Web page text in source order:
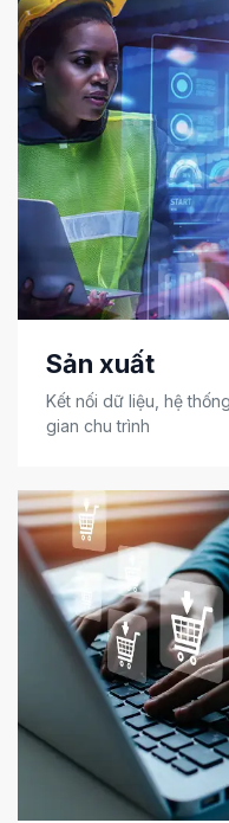
Sản xuất
Kết nối dữ liệu, hệ
gian chu trình